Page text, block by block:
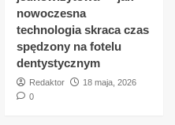
nowoczesna
technologia skraca czas
spędzony na fotelu
dentystycznym
Redaktor
18 maja, 2026
0